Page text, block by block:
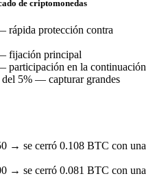
de criptomonedas
rápida protección contra
fijación principal
participación en la continuación
5% — capturar grandes
→ se cerró 0.108 BTC con una
→ se cerró 0.081 BTC con una